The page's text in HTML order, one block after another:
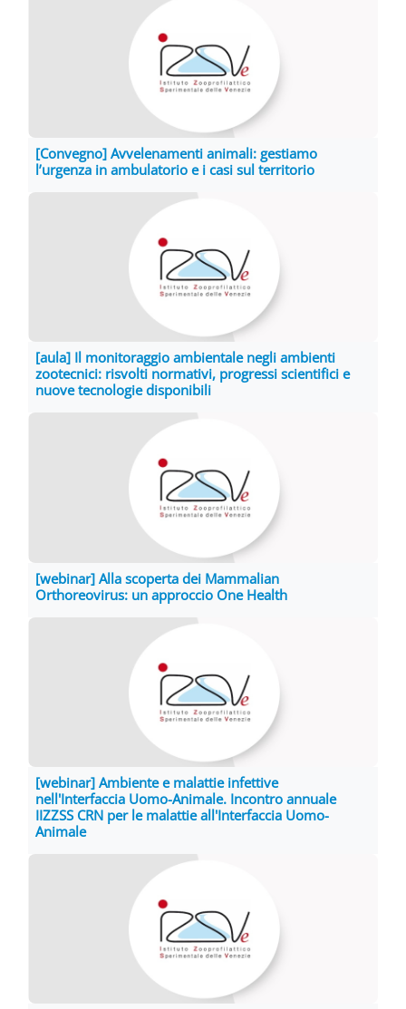
[Convegno] Avvelenamenti animali: gestiamo
l’urgenza in ambulatorio e i casi sul territorio
[aula] Il monitoraggio ambientale negli ambienti
zootecnici: risvolti normativi, progressi scientifici e
nuove tecnologie disponibili
[webinar] Alla scoperta dei Mammalian
Orthoreovirus: un approccio One Health
[webinar] Ambiente e malattie infettive
nell'Interfaccia Uomo-Animale. Incontro annuale
IIZZSS CRN per le malattie all'Interfaccia Uomo-
Animale